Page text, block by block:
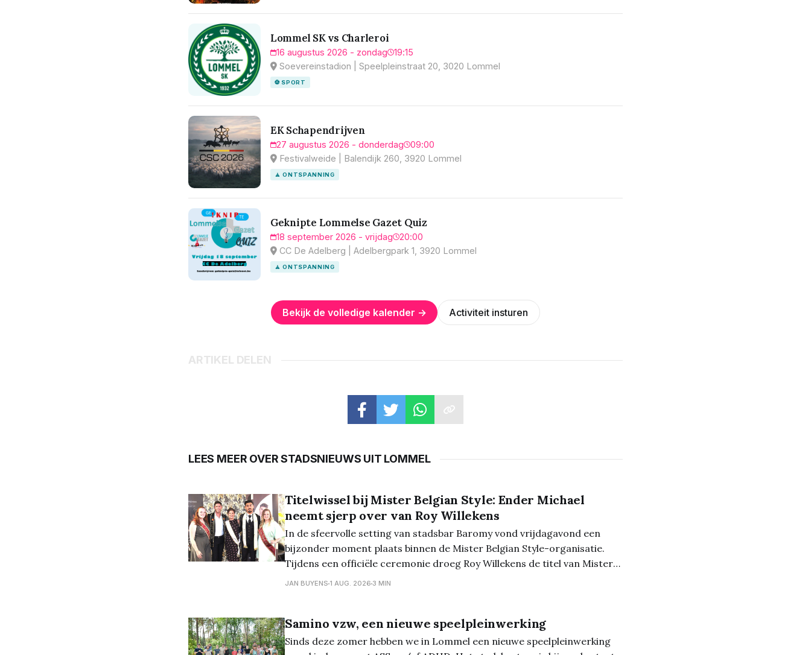
Lommel SK vs Charleroi
16 augustus 2026 - zondag
19:15
Soevereinstadion | Speelpleinstraat 20, 3020 Lommel
⚽ SPORT
EK Schapendrijven
27 augustus 2026 - donderdag
09:00
Festivalweide | Balendijk 260, 3920 Lommel
🧘 ONTSPANNING
Geknipte Lommelse Gazet Quiz
18 september 2026 - vrijdag
20:00
CC De Adelberg | Adelbergpark 1, 3920 Lommel
🧘 ONTSPANNING
Bekijk de volledige kalender → Activiteit insturen
ARTIKEL DELEN
LEES MEER OVER STADSNIEUWS UIT LOMMEL
Titelwissel bij Mister Belgian Style: Ender Michael
neemt sjerp over van Roy Willekens
In de sfeervolle setting van stadsbar Baromy vond vrijdagavond een
bijzonder moment plaats binnen de Mister Belgian Style-organisatie.
Tijdens een officiële ceremonie droeg Roy Willekens de titel van Mister
Belgian Style 2026 over aan Ender Michael, die eerder als eerste runner-
JAN BUYENS 1 AUG. 2026 3 MIN
Samino vzw, een nieuwe speelpleinwerking
Sinds deze zomer hebben we in Lommel een nieuwe speelpleinwerking